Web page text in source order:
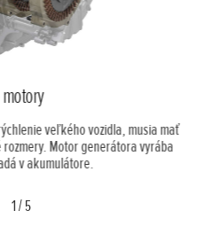
veľkého vozidla, musia mať
Motor generátora vyrába
v akumulátore.
1/5